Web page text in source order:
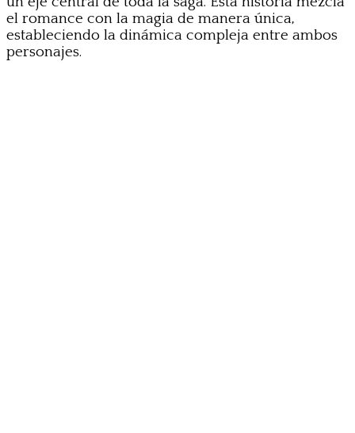
el romance con la magia de manera única,
estableciendo la dinámica compleja entre ambos
personajes.